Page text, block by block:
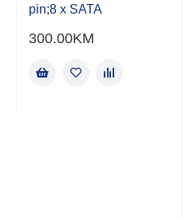
pin;8 x SATA
300.00KM